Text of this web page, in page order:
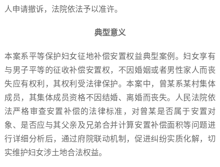
人申请撤诉，法院依法予以准许。
典型意义
本案系平等保护妇女征地补偿安置权益典型案例。妇女享有
与男子平等的征收补偿安置权，不因婚姻或者男性家人而丧
失应有权利，其权利受法律保护。本案中，曾某系某村集体
成员，其集体成员资格不因结婚、离婚而丧失。人民法院依
法严格审查安置补偿的法律标准，对曾某是否属于安置对
象、是否应与其父亲及兄弟合并计算安置补偿面积等问题进
行详细分析后，通过府院联动机制，促进纠纷实质化解，切
实维护妇女涉土地合法权益。